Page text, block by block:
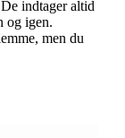
indtager altid
og igen.
men du